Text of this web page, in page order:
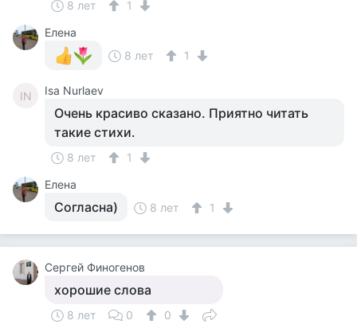
8 лет
1
Елена
8 лет
1
IN Isa Nurlaev
Очень красиво сказано. Приятно читать
такие стихи.
8 лет
1
Елена
Согласна) 8 лет 1
Сергей Финогенов
хорошие слова
8 лет 0 0